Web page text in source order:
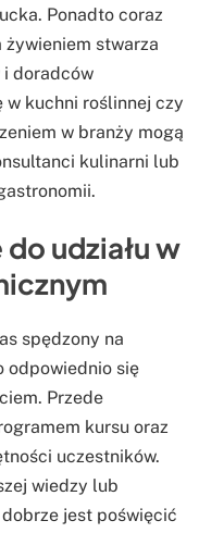
Ponadto coraz
stwarza
doradców
kuchni roślinnej czy
w branży mogą
kulinarni lub
udziału w
spędzony na
odpowiednio się
Przede
kursu oraz
uczestników.
wiedzy lub
jest poświęcić